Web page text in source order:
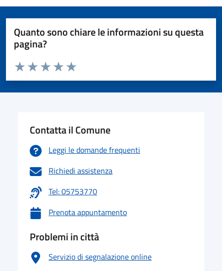
Quanto sono chiare le informazioni su questa
pagina?
Valuta da 1 a 5 stelle la pagina
Valuta 5 stelle su 5
Valuta 4 stelle su 5
Valuta 3 stelle su 5
Valuta 2 stelle su 5
Valuta 1 stelle su 5
Contatta il Comune
Leggi le domande frequenti
Richiedi assistenza
Tel: 05753770
Prenota appuntamento
Problemi in città
Servizio di segnalazione online